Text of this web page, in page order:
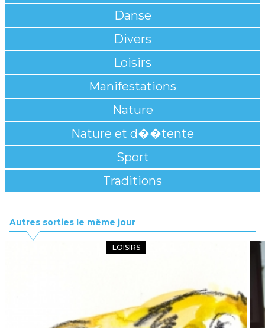
Danse
Divers
Loisirs
Manifestations
Nature
Nature et d��tente
Sport
Traditions
Autres sorties le même jour
LOISIRS